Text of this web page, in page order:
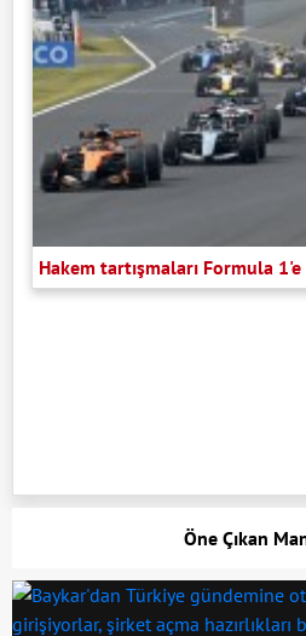
Hakem tartışmaları Formula 1'e
Öne Çıkan